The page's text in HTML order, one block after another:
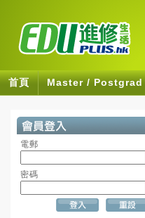
首頁 Master / Postgrad
電郵
密碼